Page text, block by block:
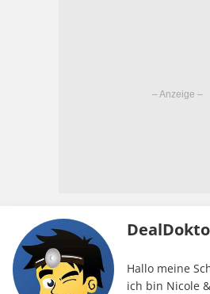
Hallo meine
ich bin Nicole